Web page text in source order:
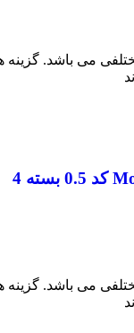
می باشد. گزینه
روان نویس کریتورز کلاس مدل Monet کد 0.5 بسته 4
می باشد. گزینه